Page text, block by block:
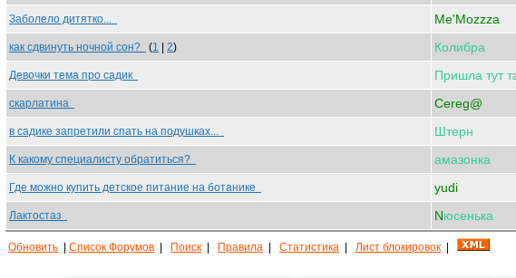
Заболело дитятко... Me'Mozzza
как сдвинуть ночной сон? (1 2) Колибра
Девочки тема про садик Пришла тут
скарлатина Cereg@
в садике запретили спать на подушках... Штерн
К какому специалисту обратиться? амазонка
Где можно купить детское питание на ботанике yudi
Лактостаз Nюсенька
Обновить Список Форумов Поиск Правила Статистика Лист блокировок